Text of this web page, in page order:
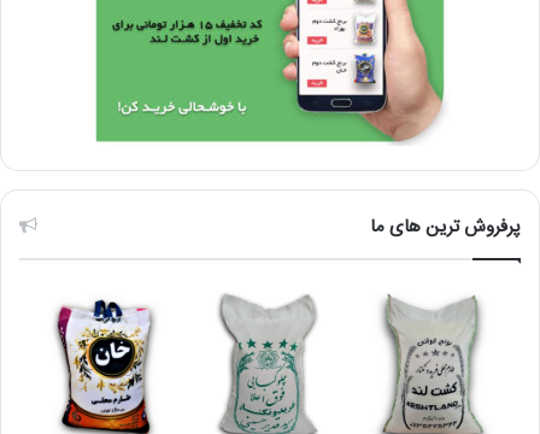
پرفروش ترین های ما